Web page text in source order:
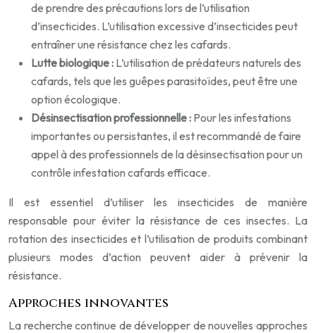
de prendre des précautions lors de l’utilisation
d’insecticides. L’utilisation excessive d’insecticides peut
entraîner une résistance chez les cafards.
Lutte biologique : L’utilisation de prédateurs naturels des
cafards, tels que les guêpes parasitoïdes, peut être une
option écologique.
Désinsectisation professionnelle : Pour les infestations
importantes ou persistantes, il est recommandé de faire
appel à des professionnels de la désinsectisation pour un
contrôle infestation cafards efficace.
Il est essentiel d’utiliser les insecticides de manière
responsable pour éviter la résistance de ces insectes. La
rotation des insecticides et l’utilisation de produits combinant
plusieurs modes d’action peuvent aider à prévenir la
résistance.
Approches innovantes
La recherche continue de développer de nouvelles approches